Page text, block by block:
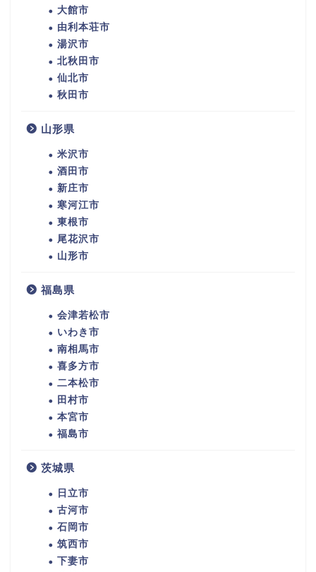
大館市
由利本荘市
湯沢市
北秋田市
仙北市
秋田市
山形県
米沢市
酒田市
新庄市
寒河江市
東根市
尾花沢市
山形市
福島県
会津若松市
いわき市
南相馬市
喜多方市
二本松市
田村市
本宮市
福島市
茨城県
日立市
古河市
石岡市
筑西市
下妻市